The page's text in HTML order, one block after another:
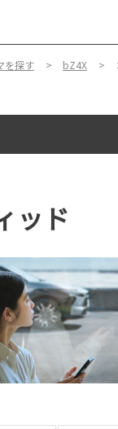
を探す bZ4X
ッド